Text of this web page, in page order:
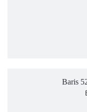
Baris